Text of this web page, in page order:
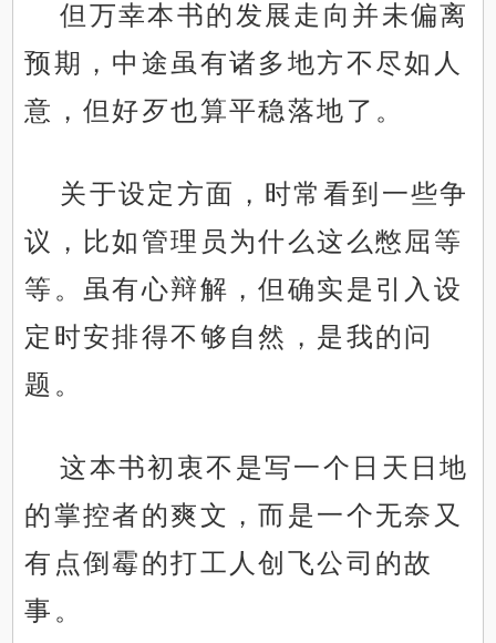
但万幸本书的发展走向并未偏离
预期，中途虽有诸多地方不尽如人
意，但好歹也算平稳落地了。
关于设定方面，时常看到一些争
议，比如管理员为什么这么憋屈等
等。虽有心辩解，但确实是引入设
定时安排得不够自然，是我的问
题。
这本书初衷不是写一个日天日地
的掌控者的爽文，而是一个无奈又
有点倒霉的打工人创飞公司的故
事。